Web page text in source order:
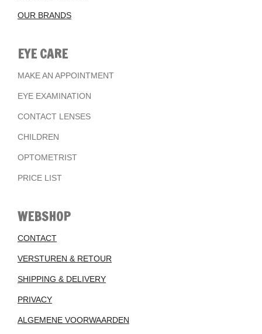
OUR BRANDS
EYE CARE
MAKE AN APPOINTMENT
EYE EXAMINATION
CONTACT LENSES
CHILDREN
OPTOMETRIST
PRICE LIST
WEBSHOP
CONTACT
VERSTUREN & RETOUR
SHIPPING & DELIVERY
PRIVACY
ALGEMENE VOORWAARDEN